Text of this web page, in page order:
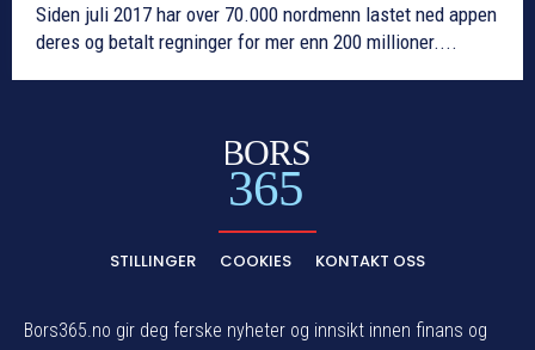
Siden juli 2017 har over 70.000 nordmenn lastet ned appen
deres og betalt regninger for mer enn 200 millioner....
BORS
365
STILLINGER COOKIES KONTAKT OSS
Bors365.no gir deg ferske nyheter og innsikt innen finans og